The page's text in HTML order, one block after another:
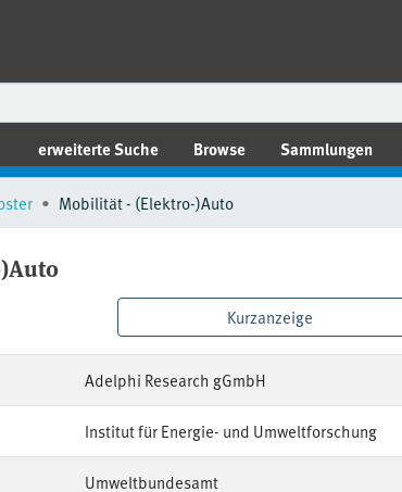
erweiterte Suche Browse Sammlungen
Mobilität - (Elektro-)Auto
Kurzanzeige
Adelphi Research gGmbH
Institut für Energie- und Umweltforschung
Umweltbundesamt